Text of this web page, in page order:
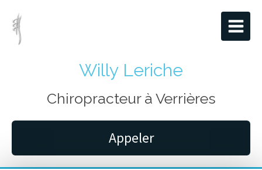
Willy Leriche
Chiropracteur à Verrières
Appeler